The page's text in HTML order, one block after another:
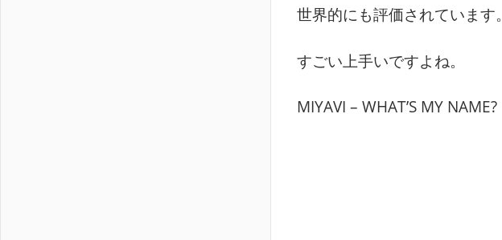
世界的にも評価されています。
すごい上手いですよね。
MIYAVI – WHAT’S MY NAME?